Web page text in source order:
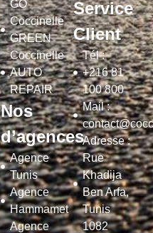
GO
Coccinelle
GREEN
Coccinelle
AUTO
REPAIR
Nos
d’agences
Agence
Tunis
Agence
Hammamet
Agence
Service
Client
Tél :
+216 81
100 800
Mail :
Adresse :
Rue
Khadija
Ben Arfa,
Tunis
1082